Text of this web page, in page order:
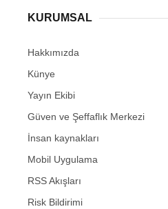
KURUMSAL
Hakkımızda
Künye
Yayın Ekibi
Güven ve Şeffaflık Merkezi
İnsan kaynakları
Mobil Uygulama
RSS Akışları
Risk Bildirimi